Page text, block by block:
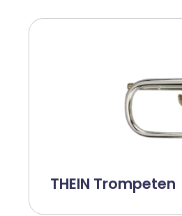
THEIN Trompeten